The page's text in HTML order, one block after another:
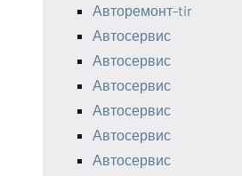
Авторемонт-tir
Автосервис
Автосервис
Автосервис
Автосервис
Автосервис
Автосервис